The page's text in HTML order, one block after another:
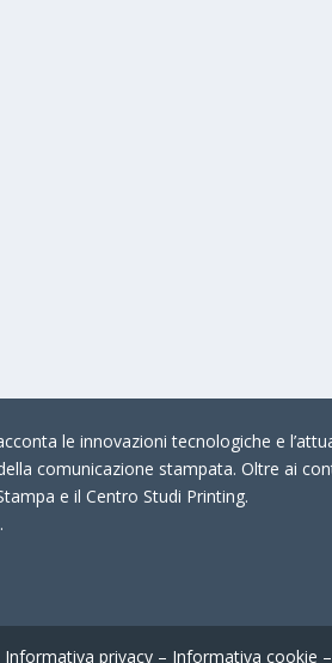
le innovazioni tecnologiche e
comunicazione stampata. Oltre ai
e il Centro Studi Printing.
Informativa privacy– Informativa cookie –